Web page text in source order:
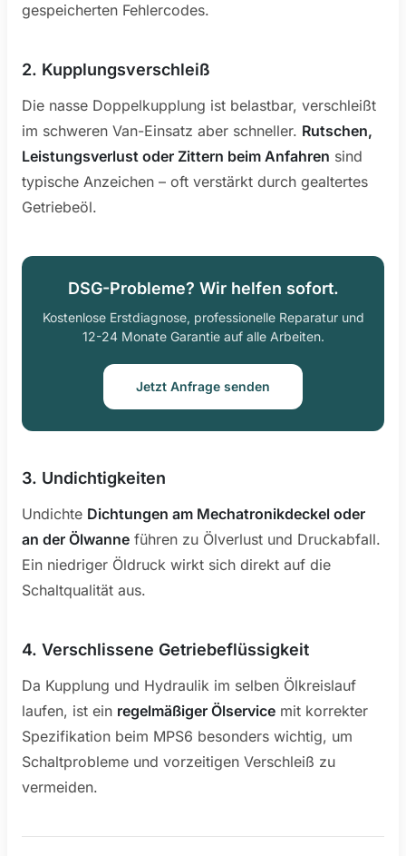
gespeicherten Fehlercodes.
2. Kupplungsverschleiß
Die nasse Doppelkupplung ist belastbar, verschleißt
im schweren Van-Einsatz aber schneller. Rutschen,
Leistungsverlust oder Zittern beim Anfahren sind
typische Anzeichen – oft verstärkt durch gealtertes
Getriebeöl.
DSG-Probleme? Wir helfen sofort.
Kostenlose Erstdiagnose, professionelle Reparatur und
12-24 Monate Garantie auf alle Arbeiten.
Jetzt Anfrage senden
3. Undichtigkeiten
Undichte Dichtungen am Mechatronikdeckel oder
an der Ölwanne führen zu Ölverlust und Druckabfall.
Ein niedriger Öldruck wirkt sich direkt auf die
Schaltqualität aus.
4. Verschlissene Getriebeflüssigkeit
Da Kupplung und Hydraulik im selben Ölkreislauf
laufen, ist ein regelmäßiger Ölservice mit korrekter
Spezifikation beim MPS6 besonders wichtig, um
Schaltprobleme und vorzeitigen Verschleiß zu
vermeiden.